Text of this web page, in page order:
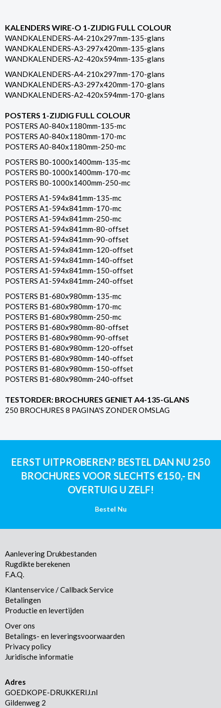
KALENDERS WIRE-O 1-ZIJDIG FULL COLOUR
WANDKALENDERS-A4-210x297mm-135-glans
WANDKALENDERS-A3-297x420mm-135-glans
WANDKALENDERS-A2-420x594mm-135-glans
WANDKALENDERS-A4-210x297mm-170-glans
WANDKALENDERS-A3-297x420mm-170-glans
WANDKALENDERS-A2-420x594mm-170-glans
POSTERS 1-ZIJDIG FULL COLOUR
POSTERS A0-840x1180mm-135-mc
POSTERS A0-840x1180mm-170-mc
POSTERS A0-840x1180mm-250-mc
POSTERS B0-1000x1400mm-135-mc
POSTERS B0-1000x1400mm-170-mc
POSTERS B0-1000x1400mm-250-mc
POSTERS A1-594x841mm-135-mc
POSTERS A1-594x841mm-170-mc
POSTERS A1-594x841mm-250-mc
POSTERS A1-594x841mm-80-offset
POSTERS A1-594x841mm-90-offset
POSTERS A1-594x841mm-120-offset
POSTERS A1-594x841mm-140-offset
POSTERS A1-594x841mm-150-offset
POSTERS A1-594x841mm-240-offset
POSTERS B1-680x980mm-135-mc
POSTERS B1-680x980mm-170-mc
POSTERS B1-680x980mm-250-mc
POSTERS B1-680x980mm-80-offset
POSTERS B1-680x980mm-90-offset
POSTERS B1-680x980mm-120-offset
POSTERS B1-680x980mm-140-offset
POSTERS B1-680x980mm-150-offset
POSTERS B1-680x980mm-240-offset
TESTORDER: BROCHURES GENIET A4-135-GLANS
250 BROCHURES 8 PAGINA'S ZONDER OMSLAG
EERST UITPROBEREN? BESTEL DAN NU 250
BROCHURES VOOR SLECHTS €150,- EN
OVERTUIG U ZELF!
Bestel Nu
Aanlevering Drukbestanden
Rugdikte berekenen
F.A.Q.
Klantenservice / Callback Service
Betalingen
Productie en levertijden
Over ons
Betalings- en leveringsvoorwaarden
Privacy policy
Juridische informatie
Adres
GOEDKOPE-DRUKKERIJ.nl
Gildenweg 2